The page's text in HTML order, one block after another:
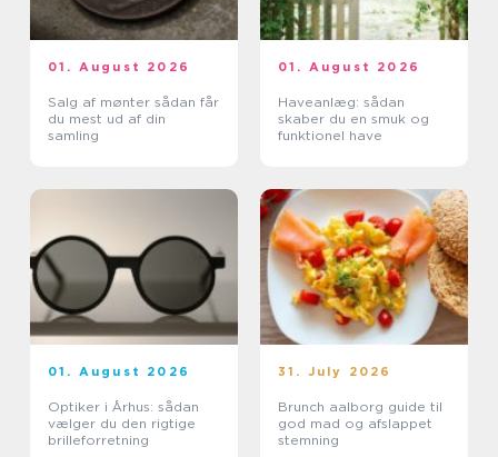
01. August 2026
Salg af mønter sådan får
du mest ud af din
samling
01. August 2026
Haveanlæg: sådan
skaber du en smuk og
funktionel have
01. August 2026
Optiker i Århus: sådan
vælger du den rigtige
brilleforretning
31. July 2026
Brunch aalborg guide til
god mad og afslappet
stemning